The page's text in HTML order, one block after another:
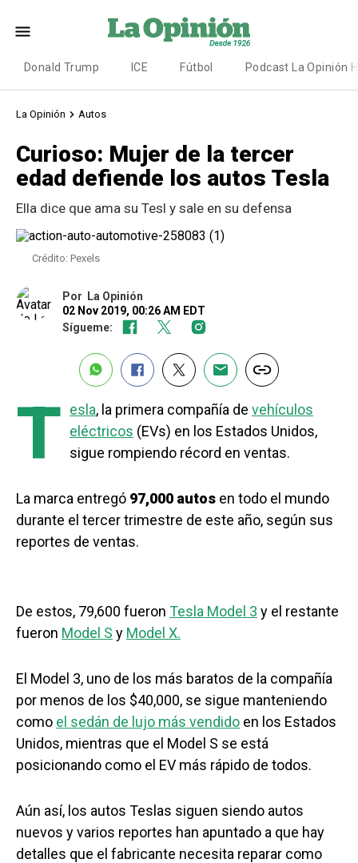
Donald Trump ICE Fútbol Podcast La Opinión
La Opinión Autos
Curioso: Mujer de la tercer
edad defiende los autos Tesla
Ella dice que ama su Tesl y sale en su defensa
Crédito: Pexels
Por
La Opinión
02 Nov 2019, 00:26 AM EDT
Sígueme:
T esla, la primera compañía de vehículos
eléctricos (EVs) en los Estados Unidos,
sigue rompiendo récord en ventas.
La marca entregó 97,000 autos en todo el mundo
durante el tercer trimestre de este año, según sus
reportes de ventas.
De estos, 79,600 fueron Tesla Model 3 y el restante
fueron Model S y Model X.
El Model 3, uno de los más baratos de la compañía
por menos de los $40,000, se sigue manteniendo
como el sedán de lujo más vendido en los Estados
Unidos, mientras que el Model S se está
posicionando como el EV más rápido de todos.
Aún así, los autos Teslas siguen siendo autos
nuevos y varios reportes han apuntado a que hay
detalles que el fabricante necesita reparar como